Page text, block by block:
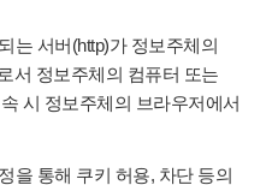
는 서버(http)가 정보주체의
서 정보주체의 컴퓨터 또는
시 정보주체의 브라우저에서
을 통해 쿠키 허용, 차단 등의